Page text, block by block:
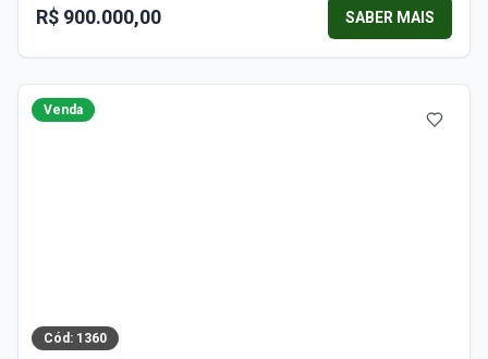
R$ 900.000,00 SABER MAIS
Venda
Cód: 1360